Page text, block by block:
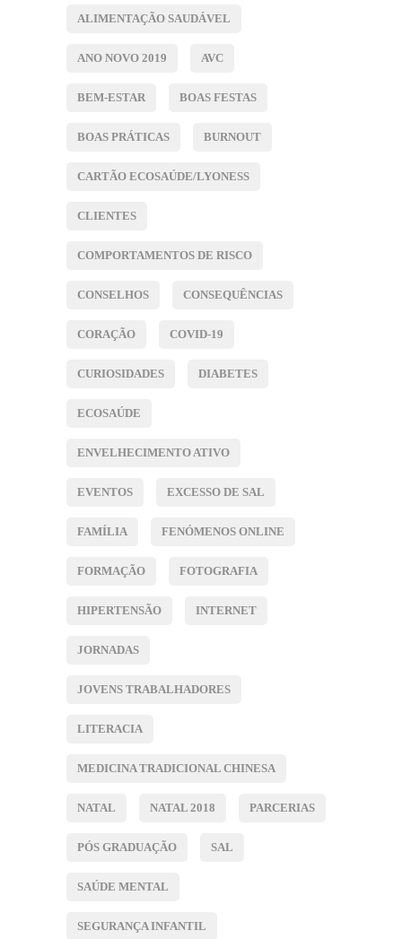
ALIMENTAÇÃO SAUDÁVEL
ANO NOVO 2019 AVC
BEM-ESTAR BOAS FESTAS
BOAS PRÁTICAS BURNOUT
CARTÃO ECOSAÚDE/LYONESS
CLIENTES
COMPORTAMENTOS DE RISCO
CONSELHOS CONSEQUÊNCIAS
CORAÇÃO COVID-19
CURIOSIDADES DIABETES
ECOSAÚDE
ENVELHECIMENTO ATIVO
EVENTOS EXCESSO DE SAL
FAMÍLIA FENÓMENOS ONLINE
FORMAÇÃO FOTOGRAFIA
HIPERTENSÃO INTERNET
JORNADAS
JOVENS TRABALHADORES
LITERACIA
MEDICINA TRADICIONAL CHINESA
NATAL NATAL 2018 PARCERIAS
PÓS GRADUAÇÃO SAL
SAÚDE MENTAL
SEGURANÇA INFANTIL